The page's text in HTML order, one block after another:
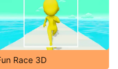
Race 3D